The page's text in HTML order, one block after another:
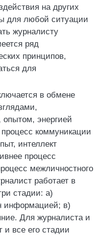
на других
для любой ситуации
журналисту
ряд
принципов,
для
в обмене
опытом, энергией
коммуникации
интеллект
процесс
межличностного
работает в
стадии: а)
информацией; в)
Для журналиста и
и все его стадии